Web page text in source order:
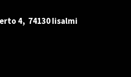
4, 74130 Iisalmi